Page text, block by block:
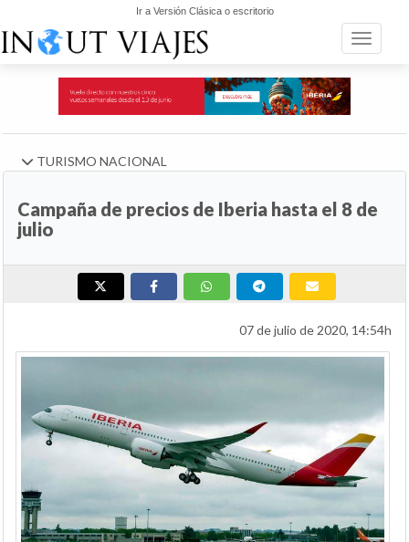
Ir a Versión Clásica o escritorio
Toggle
TURISMO NACIONAL
Campaña de precios de Iberia hasta el 8 de
julio
07 de julio de 2020, 14:54h